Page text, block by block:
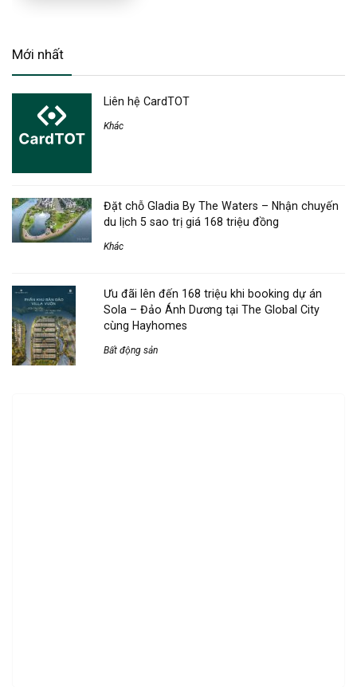
Mới nhất
Liên hệ CardTOT
Khác
Đặt chỗ Gladia By The Waters – Nhận chuyến
du lịch 5 sao trị giá 168 triệu đồng
Khác
Ưu đãi lên đến 168 triệu khi booking dự án
Sola – Đảo Ánh Dương tại The Global City
cùng Hayhomes
Bất động sản